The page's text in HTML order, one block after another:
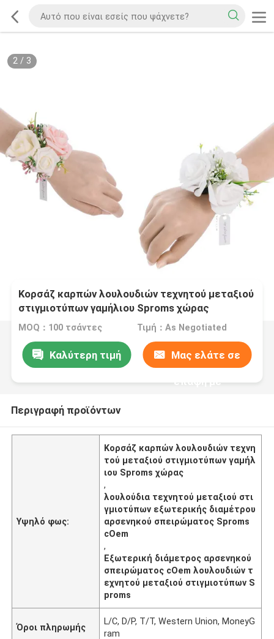
2/ 3
Κορσάζ καρπών λουλουδιών τεχνητού μεταξιού
στιγμιοτύπων γαμήλιου Sproms χώρας
MOQ：100 τσάντες Τιμή：As Negotiated
Καλύτερη τιμή Μας ελάτε σε
επαφή με
Περιγραφή προϊόντων
Υψηλό φως:
Κορσάζ καρπών λουλουδιών τεχνη
τού μεταξιού στιγμιοτύπων γαμήλ
ιου Sproms χώρας
,
λουλούδια τεχνητού μεταξιού στι
γμιοτύπων εξωτερικής διαμέτρου
αρσενηκού σπειρώματος Sproms
cOem
,
Εξωτερική διάμετρος αρσενηκού
σπειρώματος cOem λουλουδιών τ
εχνητού μεταξιού στιγμιοτύπων S
proms
Όροι πληρωμής
L/C, D/P, T/T, Western Union, MoneyG
ram